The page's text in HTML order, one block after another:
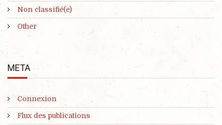
Non classifié(e)
Other
META
Connexion
Flux des publications